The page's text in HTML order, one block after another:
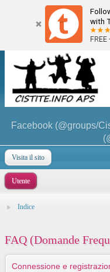
with
FREE
Facebook (@groups/
Visita il sito
Utente
Indice
FAQ (Domande
Connessione e